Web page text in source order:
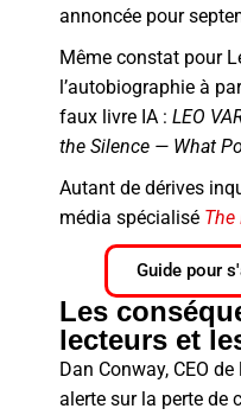
annoncée pour
Même constat pour
l’autobiographie à
faux livre IA : LEO
the Silence — What
Autant de dérives
média spécialisé The
Guide pour
Les
lecteurs et
Dan Conway, CEO de
alerte sur la perte de